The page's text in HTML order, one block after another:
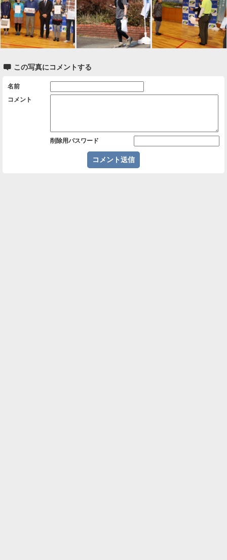
 この写真にコメントする
名前
コメント
削除用パスワード